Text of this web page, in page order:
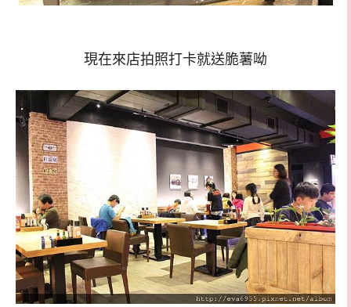
現在來店拍照打卡就送脆薯呦